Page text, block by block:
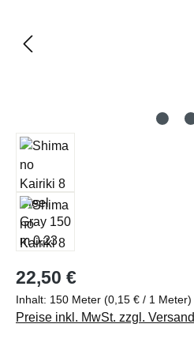
Regulärer Preis:
22,50 €
Inhalt: 150 Meter (0,15 € / 1 Meter)
Preise inkl. MwSt. zzgl.